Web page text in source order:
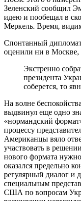
Зеленский сообщил
идею и пообещал в
Меркель. Время,
Спонтанный
оценили ни в
Экстренно
президента
соберется, то
На волне
выдвинул еще одно
«нормандский
процессу
Американцы вяло
участвовать в
нового формата
оказался предельно
регулярный диалог и
специальным
США по вопросам